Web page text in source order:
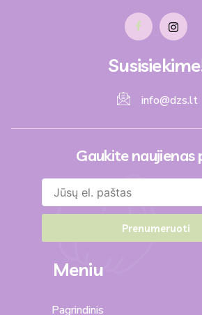
info@dzs.lt
Gaukite naujienas
Prenumeruoti
Meniu
Pagrindinis